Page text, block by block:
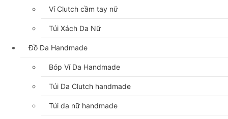
Ví Clutch cầm tay nữ
Túi Xách Da Nữ
Đồ Da Handmade
Bóp Ví Da Handmade
Túi Da Clutch handmade
Túi da nữ handmade